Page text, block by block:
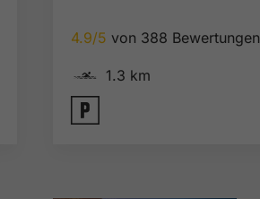
4.9/5 von 388 Bewertungen
🅐 1.3 km
🐈